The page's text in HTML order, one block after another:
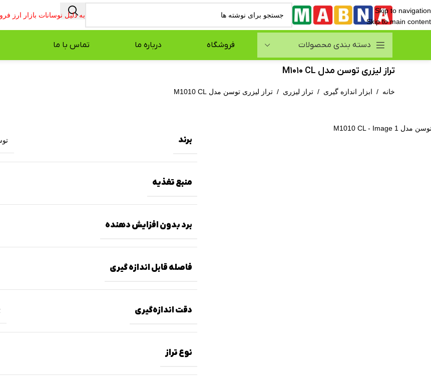
Skip to navigation
Skip to main content
به دلیل نوسانات بازار
دسته بندی محصولات فروشگاه درباره ما تماس با ما
تراز لیزری توسن مدل M1010 CL
خانه / ابزار اندازه گیری / تراز لیزری / تراز لیزری توسن مدل M1010 CL
برند
منبع تغذیه
برد بدون افزایش دهنده
فاصله قابل اندازه گیری
دقت اندازه‌گیری
نوع تراز